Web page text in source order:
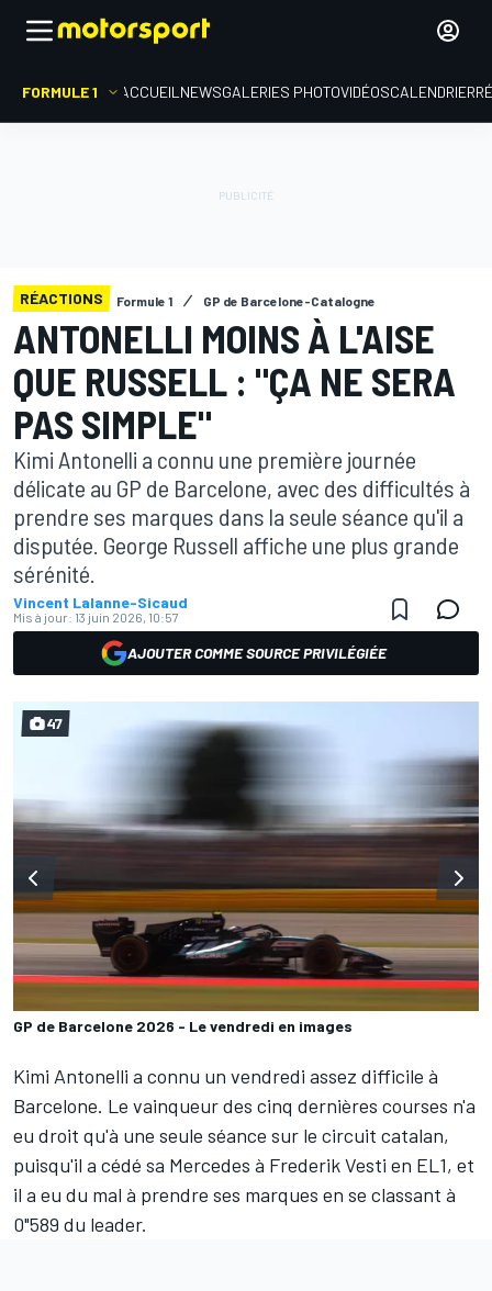
FORMULE 1 ACCUEIL NEWSGALERIES PHOTOVIDÉOSCALENDRIER
RÉACTIONS Formule 1 GP de Barcelone-Catalogne
ANTONELLI MOINS À L'AISE
QUE RUSSELL : "ÇA NE SERA
PAS SIMPLE"
Kimi Antonelli a connu une première journée
délicate au GP de Barcelone, avec des difficultés à
prendre ses marques dans la seule séance qu'il a
disputée. George Russell affiche une plus grande
sérénité.
Vincent Lalanne-Sicaud
Mis à jour: 13 juin 2026, 10:57
AJOUTER COMME SOURCE PRIVILÉGIÉE
GP de Barcelone 2026 - Le vendredi en images
47
Kimi Antonelli a connu un vendredi assez difficile à
Barcelone. Le vainqueur des cinq dernières courses n'a
eu droit qu'à une seule séance sur le circuit catalan,
puisqu'il a cédé sa Mercedes à Frederik Vesti en EL1, et
il a eu du mal à prendre ses marques en se classant à
0"589 du leader.